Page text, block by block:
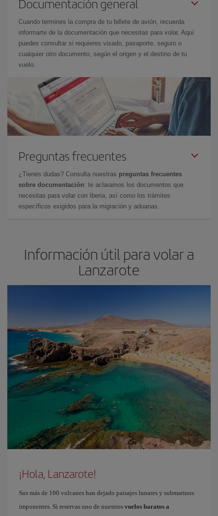
Documentación general
Cuando termines la compra de tu billete de avión, recuerda
informarte de la documentación que necesitas para volar. Aquí
puedes consultar si requieres visado, pasaporte, seguro o
cualquier otro documento, según el origen y el destino de tu
vuelo.
Preguntas frecuentes
¿Tienes dudas? Consulta nuestras preguntas frecuentes
sobre documentación: te aclaramos los documentos que
necesitas para volar con Iberia, así como los trámites
específicos exigidos para la migración y aduanas.
Información útil para volar a
Lanzarote
¡Hola, Lanzarote!
Sus más de 100 volcanes han dejado paisajes lunares y submarinos
imponentes. Si reservas uno de nuestros vuelos baratos a